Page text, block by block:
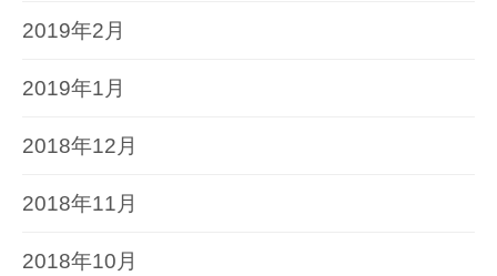
2019年2月
2019年1月
2018年12月
2018年11月
2018年10月